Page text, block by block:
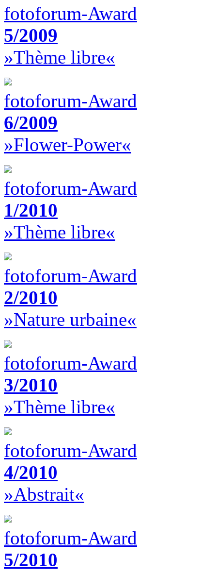
fotoforum-Award
5/2009
»Thème libre«
fotoforum-Award
6/2009
»Flower-Power«
fotoforum-Award
1/2010
»Thème libre«
fotoforum-Award
2/2010
»Nature urbaine«
fotoforum-Award
3/2010
»Thème libre«
fotoforum-Award
4/2010
»Abstrait«
fotoforum-Award
5/2010